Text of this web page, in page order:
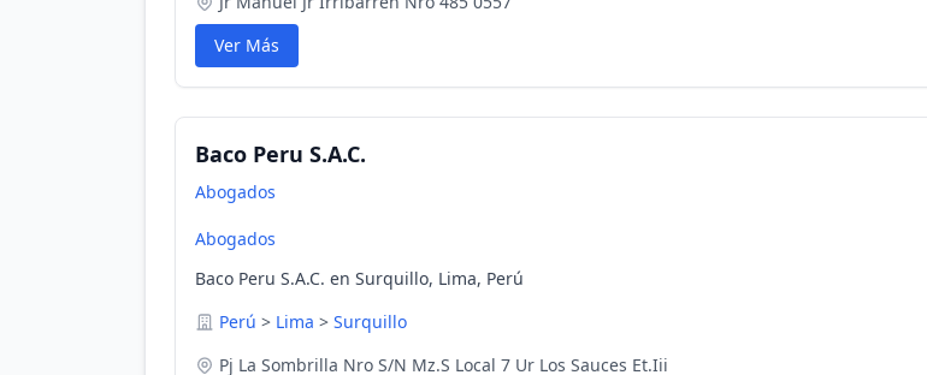
Ver Más
Baco Peru S.A.C.
Abogados
Abogados
Baco Peru S.A.C. en Surquillo, Lima, Perú
Perú > Lima > Surquillo
Pj La Sombrilla Nro S/N Mz.S Local 7 Ur Los Sauces Et.Iii